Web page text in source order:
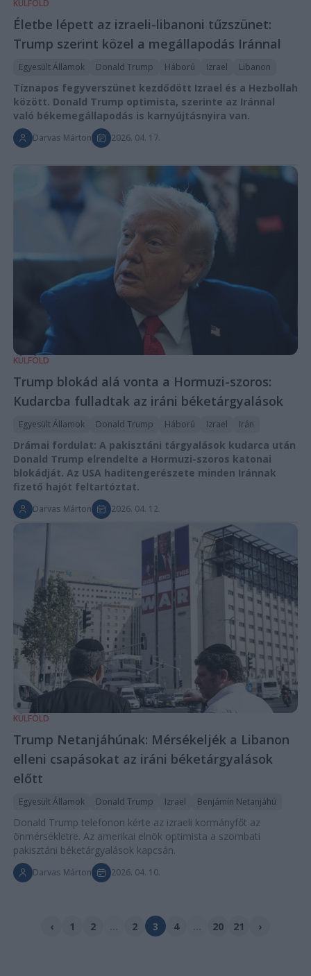
KÜLFÖLD
Életbe lépett az izraeli-libanoni tűzszünet:
Trump szerint közel a megállapodás Iránnal
Egyesült Államok Donald Trump Háború Izrael Libanon
Tíznapos fegyverszünet kezdődött Izrael és a Hezbollah
között. Donald Trump optimista, szerinte az Iránnal
való békemegállapodás is karnyújtásnyira van.
Darvas Márton 2026. 04. 17.
KÜLFÖLD
Trump blokád alá vonta a Hormuzi-szoros:
Kudarcba fulladtak az iráni béketárgyalások
Egyesült Államok Donald Trump Háború Izrael Irán
Drámai fordulat: A pakisztáni tárgyalások kudarca után
Donald Trump elrendelte a Hormuzi-szoros katonai
blokádját. Az USA haditengerészete minden Iránnak
fizető hajót feltartóztat.
Darvas Márton 2026. 04. 12.
KÜLFÖLD
Trump Netanjáhúnak: Mérsékeljék a Libanon
elleni csapásokat az iráni béketárgyalások
előtt
Egyesült Államok Donald Trump Izrael Benjámín Netanjáhú
Donald Trump telefonon kérte az izraeli kormányfőt az
önmérsékletre. Az amerikai elnök optimista a szombati
pakisztáni béketárgyalások kapcsán.
Darvas Márton 2026. 04. 10.
‹ 1 2 2 3 4 20 21 ›